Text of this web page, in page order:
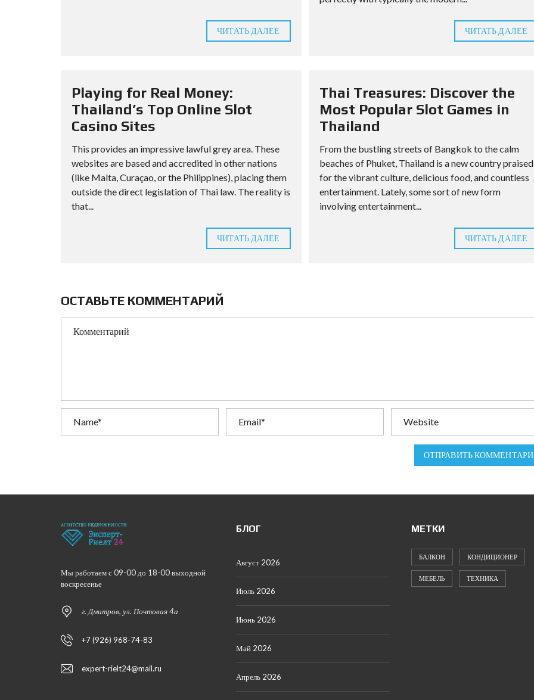
ЧИТАТЬ ДАЛЕЕ ЧИТАТЬ ДАЛЕЕ
Playing for Real Money:
Thailand’s Top Online Slot
Casino Sites
This provides an impressive lawful grey area. These
websites are based and accredited in other nations
(like Malta, Curaçao, or the Philippines), placing them
outside the direct legislation of Thai law. The reality is
that...
ЧИТАТЬ ДАЛЕЕ
Thai Treasures: Discover the
Most Popular Slot Games in
Thailand
From the bustling streets of Bangkok to the calm
beaches of Phuket, Thailand is a new country praised
for the vibrant culture, delicious food, and countless
entertainment. Lately, some sort of new form
involving entertainment...
ЧИТАТЬ ДАЛЕЕ
ОСТАВЬТЕ КОММЕНТАРИЙ
ОТПРАВИТЬ
Мы работаем с 09-00 до 18-00 выходной
воскресенье
г. Дмитров, ул. Почтовая 4а
+7 (926) 968-74-83
expert-rielt24@mail.ru
БЛОГ
Август 2026
Июль 2026
Июнь 2026
Май 2026
Апрель 2026
МЕТКИ
БАЛКОН КОНДИЦИОНЕР
МЕБЕЛЬ ТЕХНИКА